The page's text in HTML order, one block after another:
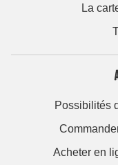
La
Possibilités
Acheter en